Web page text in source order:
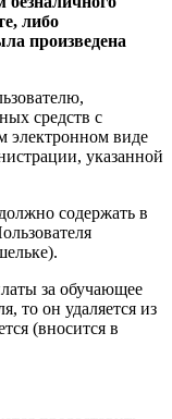
либо
произведена
средств с
электронном виде
указанной
содержать в
за обучающее
то он удаляется из
(вносится в